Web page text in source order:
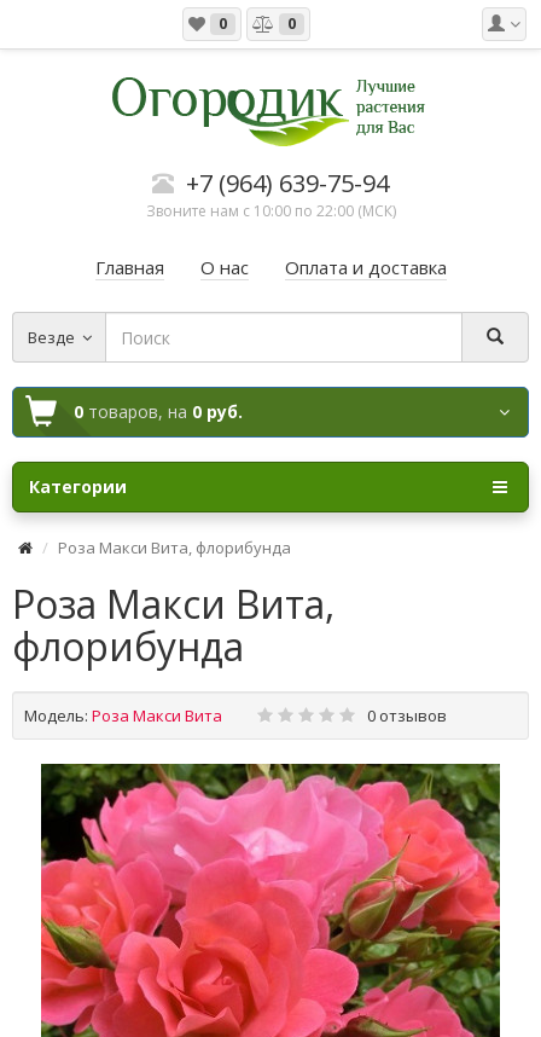
0 0
+7 (964) 639-75-94
Звоните нам с 10:00 по 22:00 (МСК)
Главная О нас Оплата и доставка
Везде
0 товаров, на 0 руб.
Категории
Роза Макси Вита, флорибунда
Роза Макси Вита,
флорибунда
Модель: Роза Макси Вита 0 отзывов